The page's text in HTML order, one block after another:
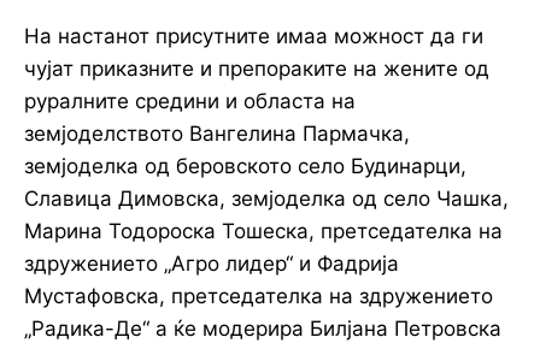
На настанот присутните имаа можност да ги
чујат приказните и препораките на жените од
руралните средини и областа на
земјоделството Вангелина Пармачка,
земјоделка од беровското село Будинарци,
Славица Димовска, земјоделка од село Чашка,
Марина Тодороска Тошеска, претседателка на
здружението „Агро лидер“ и Фадрија
Мустафовска, претседателка на здружението
„Радика-Де“ а ќе модерира Билјана Петровска